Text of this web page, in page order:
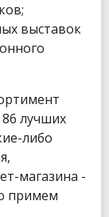
выставок
лучших
либо
магазина -
примем